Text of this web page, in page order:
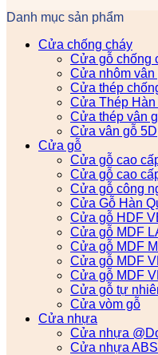
Danh mục sản phẩm
Cửa chống cháy
Cửa gỗ chống
Cửa nhôm vân
Cửa thép
Cửa Thép Hàn
Cửa thép vân
Cửa vân gỗ 5D
Cửa gỗ
Cửa gỗ cao
Cửa gỗ cao
Cửa gỗ công
Cửa Gỗ Hàn
Cửa gỗ HDF
Cửa gỗ MDF
Cửa gỗ MDF
Cửa gỗ MDF
Cửa gỗ MDF
Cửa gỗ tự
Cửa vòm gỗ
Cửa nhựa
Cửa nhựa
Cửa nhựa